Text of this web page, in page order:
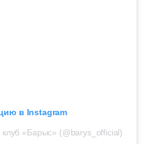
в Instagram
«Барыс» (@barys_official)